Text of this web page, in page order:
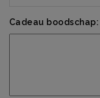
Cadeau boodschap: